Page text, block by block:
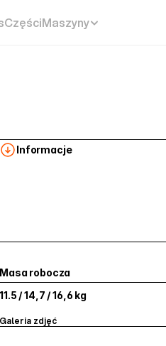
Informacje
Masa robocza
11.5 / 14,7 / 16,6 kg
Galeria zdjęć
CzęściMaszyny